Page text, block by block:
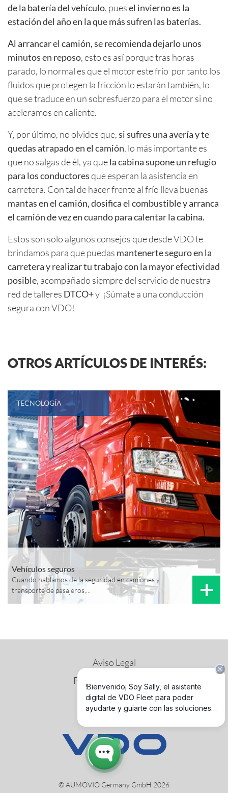
de la batería del vehículo, puesel invierno es la
estación del año en la que más sufren las baterías.
Al arrancar el camión, se recomienda dejarlo unos
minutos en reposo, esto es así porque tras horas
parado, lo normal es que el motor este frío por tanto los
fluidos que protegen la fricción lo estarán también, lo
que se traduce en un sobresfuerzo para el motor si no
aceleramos en caliente.
Y, por último, no olvides que,si sufres una avería y te
quedas atrapado en el camión, lo más importante es
que no salgas de él, ya quela cabina supone un refugio
para los conductoresque esperan la asistencia en
carretera. Con tal de hacer frente al frío lleva buenas
mantas en el camión, dosifica el combustible y arranca
el camión de vez en cuando para calentar la cabina.
Estos son solo algunos consejos que desde VDO te
brindamos para que puedas mantenerte seguro en la
carretera y realizar tu trabajo con la mayor efectividad
posible, acompañado siempre del servicio de nuestra
red de talleres DTCO+y ¡Súmate a una conducción
segura con VDO!
OTROS ARTÍCULOS DE INTERÉS:
TECNOLOGÍA
Vehículos seguros
Cuando hablamos de la seguridad en camiones y
transporte de pasajeros,...
Aviso Legal
Política de privacidad
Política de cookies
© AUMOVIO Germany GmbH 2026